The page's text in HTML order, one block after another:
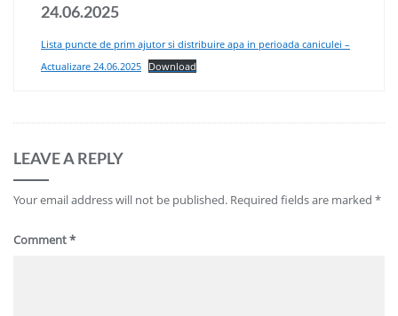
24.06.2025
Lista puncte de prim ajutor si distribuire apa in perioada caniculei –
Actualizare 24.06.2025 Download
LEAVE A REPLY
Your email address will not be published. Required fields are marked *
Comment*